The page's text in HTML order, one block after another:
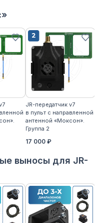
JR-передатчик v7
в пульт с направленной
антенной «Моксон».
Группа 2
17 000 ₽
выносы для JR-